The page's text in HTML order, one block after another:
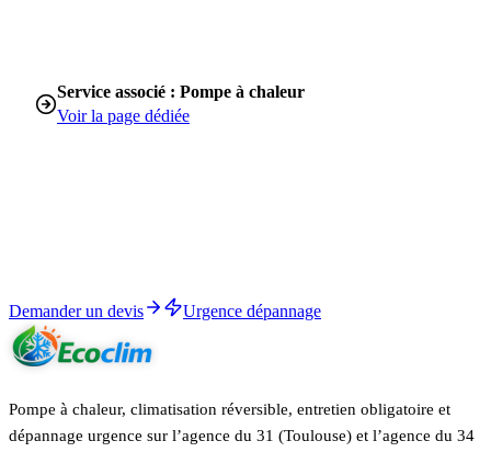
Service associé : Pompe à chaleur
Voir la page dédiée
Demander un devis Urgence dépannage
Pompe à chaleur, climatisation réversible, entretien obligatoire et
dépannage urgence sur l’agence du 31 (Toulouse) et l’agence du 34